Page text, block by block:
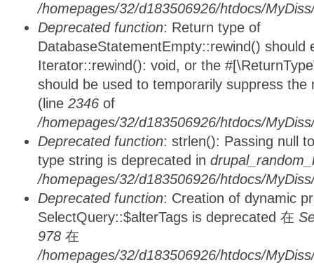
/homepages/32/d183506926/htdocs/
Deprecated function: Return type of
DatabaseStatementEmpty::rewind() should
Iterator::rewind(): void, or the
should be used to temporarily suppress
(line 2346 of
/homepages/32/d183506926/htdocs/
Deprecated function: strlen(): Passing null
type string is deprecated in
/homepages/32/d183506926/htdocs/
Deprecated function: Creation of dynamic
SelectQuery::$alterTags is deprecated 在
978 在
/homepages/32/d183506926/htdocs/